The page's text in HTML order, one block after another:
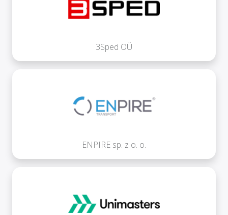
3Sped OÜ
ENPIRE sp. z o. o.